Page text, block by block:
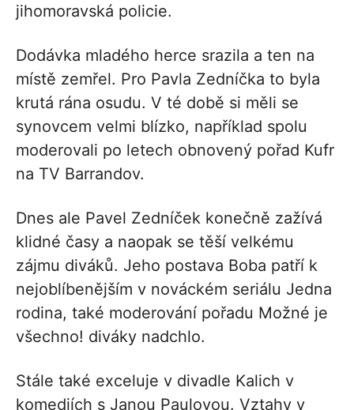
jihomoravská policie.
Dodávka mladého herce srazila a ten na
místě zemřel. Pro Pavla Zedníčka to byla
krutá rána osudu. V té době si měli se
synovcem velmi blízko, například spolu
moderovali po letech obnovený pořad Kufr
na TV Barrandov.
Dnes ale Pavel Zedníček konečně zažívá
klidné časy a naopak se těší velkému
zájmu diváků. Jeho postava Boba patří k
nejoblíbenějším v nováckém seriálu Jedna
rodina, také moderování pořadu Možné je
všechno! diváky nadchlo.
Stále také exceluje v divadle Kalich v
komediích s Janou Paulovou. Vztahy v